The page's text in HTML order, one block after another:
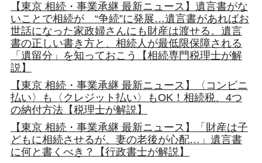
【東京 相続・事業承継 最新ニュース】遺言書がな
いことで相続が “争続”に発展…遺言書があればお
世話になった家政婦さんにも財産は渡せる。遺言
書の正しい書き方と、相続人が最低限保障される
「遺留分」を知っておこう【相続専門税理士が解
説】
【東京 相続・事業承継 最新ニュース】〈コンビニ
払い〉も〈クレジット払い〉もOK！相続税、4つ
の納付方法【税理士が解説】
【東京 相続・事業承継 最新ニュース】「財産は子
どもに相続させるが、妻の老後が心配…」遺言書
に何と書くべき？【行政書士が解説】